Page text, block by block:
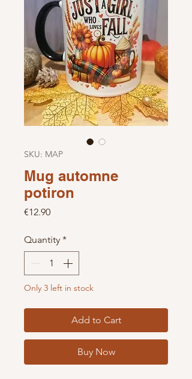
SKU: MAP
Mug automne
potiron
€12.90Price
Quantity *
Only 3 left in stock
Add to Cart
Buy Now